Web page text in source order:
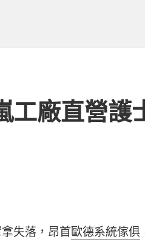
工廠直營護
失落，昂首歐德系統傢俱